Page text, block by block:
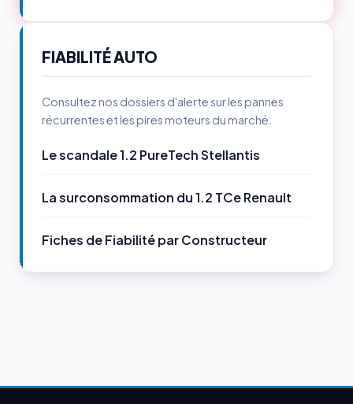
FIABILITÉ AUTO
Consultez nos dossiers d'alerte sur les pannes
récurrentes et les pires moteurs du marché.
Le scandale 1.2 PureTech Stellantis
La surconsommation du 1.2 TCe Renault
Fiches de Fiabilité par Constructeur